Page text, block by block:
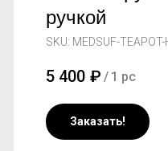
ручкой
SKU: MEDSUF-TEAPOT-
5 400 ₽ / 1 pc
Заказать!